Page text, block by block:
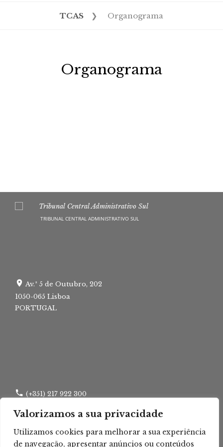
Valorizamos a sua privacidade
Utilizamos cookies para melhorar a sua experiência
de navegação, apresentar anúncios ou conteúdos
TCAS ❯ Organograma
Organograma
TRIBUNAL CENTRAL ADMINISTRATIVO SUL
Av.ª 5 de Outubro, 202
1050-065 Lisboa
PORTUGAL
(+351) 217 922 300
(+351) 217 960 295
lisboa.tca@tribunais.org.pt